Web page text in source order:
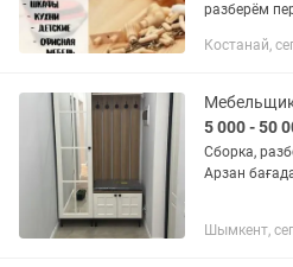
разберём
Вывезем
Костанай,
5 000 - 50
Сборка,
Арзан
Шымкент,